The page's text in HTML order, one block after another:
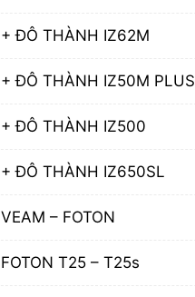
+ ĐÔ THÀNH IZ62M
+ ĐÔ THÀNH IZ50M PLUS
+ ĐÔ THÀNH IZ500
+ ĐÔ THÀNH IZ650SL
VEAM – FOTON
FOTON T25 – T25s